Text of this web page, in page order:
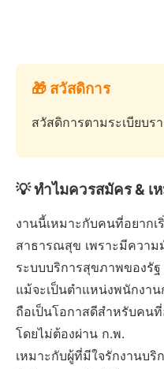
🎁 สวัสดิการ
สวัสดิการตามระเบียบร
💡 ทำไมควรสมัคร & เ
งานนี้เหมาะกับคนที่อยาก
สาธารณสุข เพราะมีควา
ระบบบริการสุขภาพของรัฐ
แม้จะเป็นตำแหน่งพนักงา
ถือเป็นโอกาสดีสำหรับคน
โดยไม่ต้องผ่าน ก.พ.
เหมาะกับผู้ที่มีใจรักงานบริ